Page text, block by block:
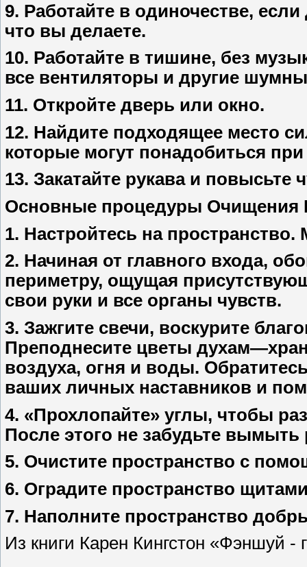
9. Работайте в одиночестве,
что вы делаете.
10. Работайте в тишине, без
все вентиляторы и другие
11. Откройте дверь или окно.
12. Найдите подходящее место
которые могут понадобиться
13. Закатайте рукава и повысьте
Основные процедуры Очищения
1. Настройтесь на
2. Начиная от главного входа,
периметру, ощущая
свои руки и все органы чувств.
3. Зажгите свечи, воскурите
Преподнесите цветы
воздуха, огня и воды.
ваших личных наставников и
4. «Прохлопайте» углы, чтобы
После этого не забудьте
5. Очистите пространство с
6. Оградите пространство
7. Наполните пространство
Из книги Карен Кингстон «Фэншуй